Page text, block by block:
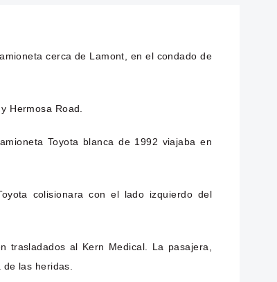
cerca de Lamont, en el condado de
Hermosa Road.
Toyota blanca de 1992 viajaba en
colisionara con el lado izquierdo del
al Kern Medical. La pasajera,
las heridas.